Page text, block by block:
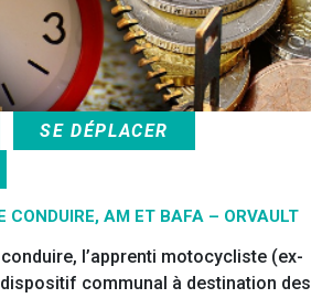
SE DÉPLACER
CONDUIRE, AM ET BAFA – ORVAULT
conduire, l’apprenti motocycliste (ex-
dispositif communal à destination des